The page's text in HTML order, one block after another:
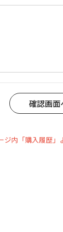
内「購入履歴